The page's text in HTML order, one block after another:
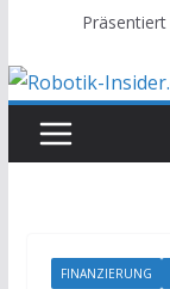
FINANZIERUNG